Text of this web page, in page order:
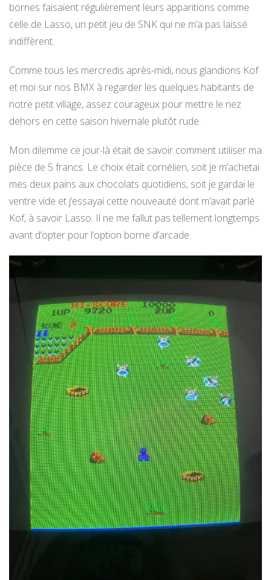
bornes faisaient régulièrement leurs apparitions comme
celle de Lasso, un petit jeu de SNK qui ne m’a pas laissé
indiffèrent.
Comme tous les mercredis après-midi, nous glandions Kof
et moi sur nos BMX à regarder les quelques habitants de
notre petit village, assez courageux pour mettre le nez
dehors en cette saison hivernale plutôt rude.
Mon dilemme ce jour-là était de savoir comment utiliser ma
pièce de 5 francs. Le choix était cornélien, soit je m’achetai
mes deux pains aux chocolats quotidiens, soit je gardai le
ventre vide et j’essayai cette nouveauté dont m’avait parlé
Kof, à savoir Lasso. Il ne me fallut pas tellement longtemps
avant d’opter pour l’option borne d’arcade.